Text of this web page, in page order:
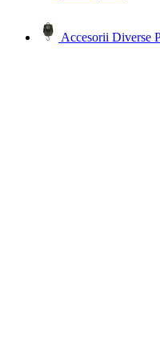
Accesorii Diverse